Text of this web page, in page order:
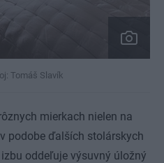
Tomáš Slavík
mierkach nielen na
podobe ďalších stolárskych
oddeľuje výsuvný úložný